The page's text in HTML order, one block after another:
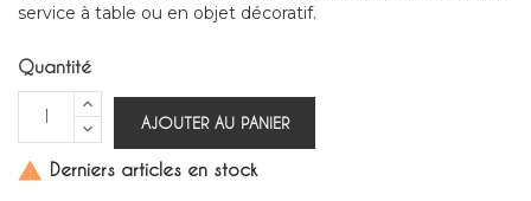
service à table ou en objet décoratif.
Quantité
AJOUTER AU PANIER
 Derniers articles en stock